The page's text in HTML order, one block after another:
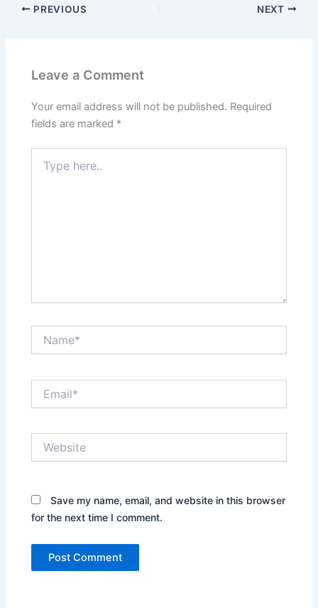
PREVIOUS NEXT
Leave a Comment
Your email address will not be published. Required
fields are marked *
here..
Save my name, email, and website in this browser
for the next time I comment.